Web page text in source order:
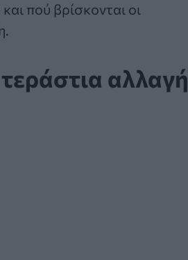
πού βρίσκονται οι
αλλαγή